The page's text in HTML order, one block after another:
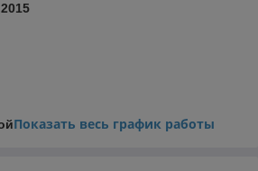
Показать весь график работы